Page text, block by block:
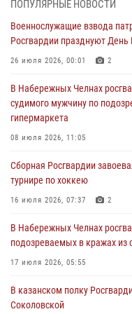
24 июля 2026, 15:05
В казанском полку
23 июля 2026, 10:22 2
В Нижнекамске сотрудники
в краже
В Казани Росгвардия
крестного хода и освящения
ПОПУЛЯРНЫЕ НОВОСТИ
Военнослужащие взвода
Росгвардии празднуют
26 июля 2026, 00:01 2
В Набережных Челнах
судимого мужчину по
гипермаркета
08 июля 2026, 11:05
Сборная Росгвардии
турнире по хоккею
16 июля 2026, 07:37 2
В Набережных Челнах
подозреваемых в кражах из
17 июля 2026, 05:55
В казанском полку
Соколовской